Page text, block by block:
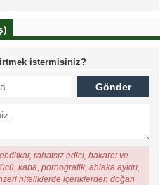
istermisiniz?
rahatsız edici, hakaret ve
kaba, pornografik, ahlaka aykırı,
niteliklerde içeriklerden doğan